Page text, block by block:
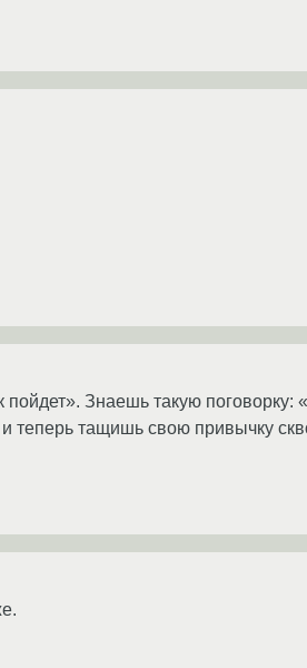
пойдет». Знаешь такую
теперь тащишь свою привычку